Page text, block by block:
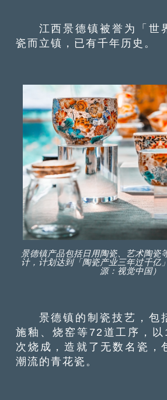
江西景德镇被誉为「世
瓷而立镇，已有千年历史。
景德镇产品包括日用陶瓷、艺术陶瓷
计，计划达到「陶瓷产业三年过千亿
源：视觉中国）
景德镇的制瓷技艺，包括
施釉、烧窑等72道工序，
次烧成，造就了无数名瓷，
潮流的青花瓷。